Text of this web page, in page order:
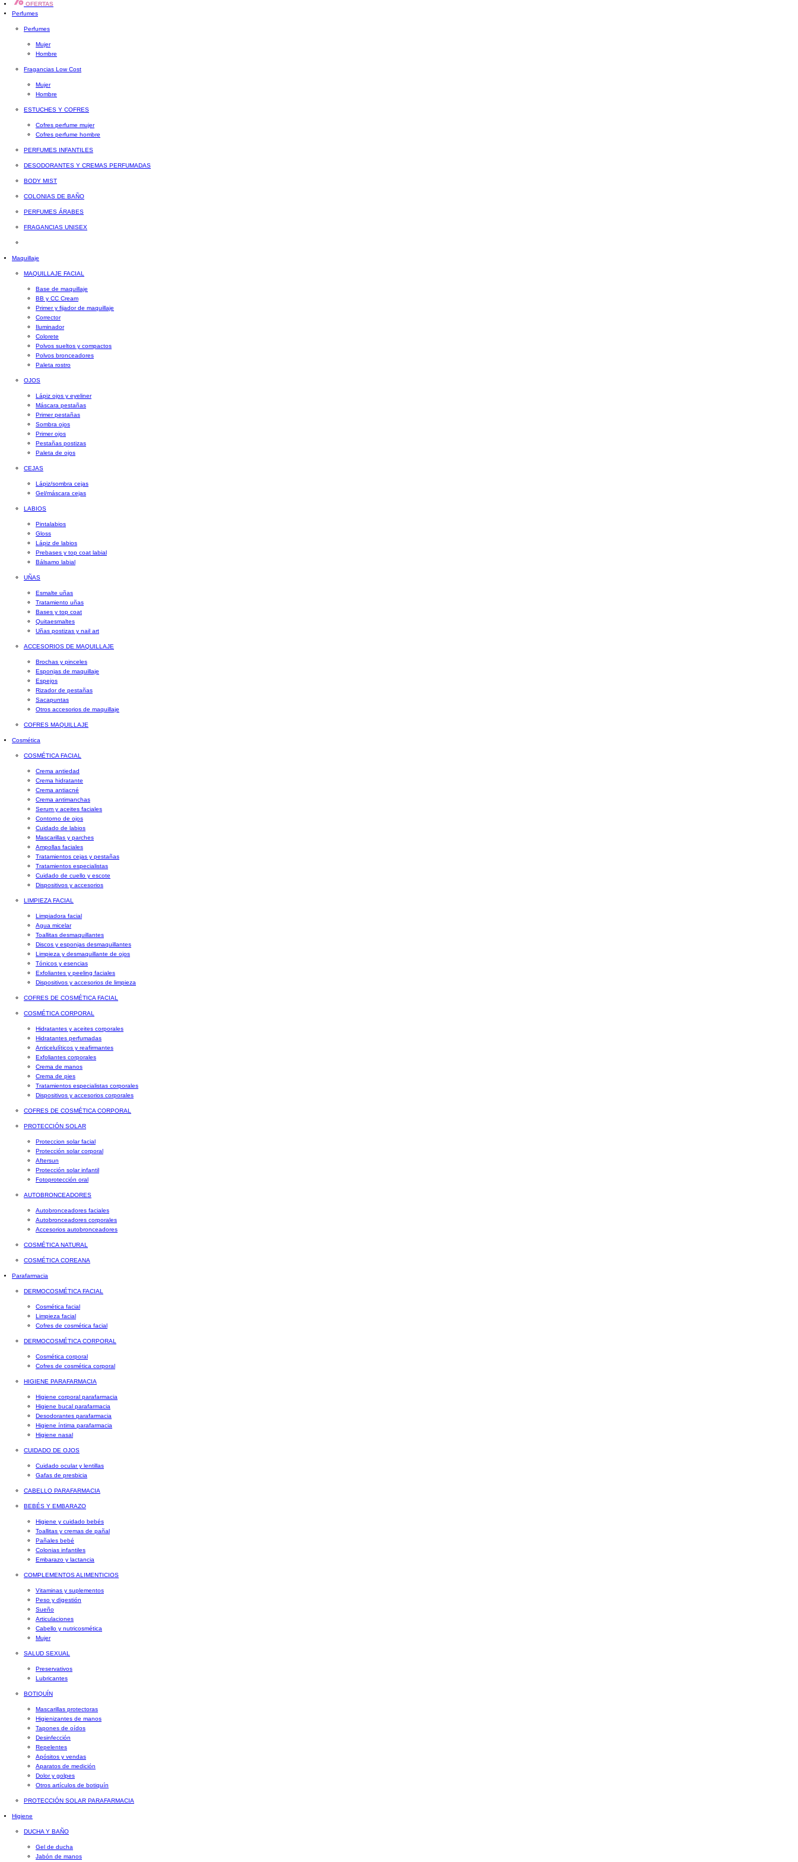
OFERTAS
Perfumes
Perfumes
Mujer
Hombre
Fragancias Low Cost
Mujer
Hombre
ESTUCHES Y COFRES
Cofres perfume mujer
Cofres perfume hombre
PERFUMES INFANTILES
DESODORANTES Y CREMAS PERFUMADAS
BODY MIST
COLONIAS DE BAÑO
PERFUMES ÁRABES
FRAGANCIAS UNISEX
Maquillaje
MAQUILLAJE FACIAL
Base de maquillaje
BB y CC Cream
Primer y fijador de maquillaje
Corrector
Iluminador
Colorete
Polvos sueltos y compactos
Polvos bronceadores
Paleta rostro
OJOS
Lápiz ojos y eyeliner
Máscara pestañas
Primer pestañas
Sombra ojos
Primer ojos
Pestañas postizas
Paleta de ojos
CEJAS
Lápiz/sombra cejas
Gel/máscara cejas
LABIOS
Pintalabios
Gloss
Lápiz de labios
Prebases y top coat labial
Bálsamo labial
UÑAS
Esmalte uñas
Tratamiento uñas
Bases y top coat
Quitaesmaltes
Uñas postizas y nail art
ACCESORIOS DE MAQUILLAJE
Brochas y pinceles
Esponjas de maquillaje
Espejos
Rizador de pestañas
Sacapuntas
Otros accesorios de maquillaje
COFRES MAQUILLAJE
Cosmética
COSMÉTICA FACIAL
Crema antiedad
Crema hidratante
Crema antiacné
Crema antimanchas
Serum y aceites faciales
Contorno de ojos
Cuidado de labios
Mascarillas y parches
Ampollas faciales
Tratamientos cejas y pestañas
Tratamientos especialistas
Cuidado de cuello y escote
Dispositivos y accesorios
LIMPIEZA FACIAL
Limpiadora facial
Agua micelar
Toallitas desmaquillantes
Discos y esponjas desmaquillantes
Limpieza y desmaquillante de ojos
Tónicos y esencias
Exfoliantes y peeling faciales
Dispositivos y accesorios de limpieza
COFRES DE COSMÉTICA FACIAL
COSMÉTICA CORPORAL
Hidratantes y aceites corporales
Hidratantes perfumadas
Anticelulíticos y reafirmantes
Exfoliantes corporales
Crema de manos
Crema de pies
Tratamientos especialistas corporales
Dispositivos y accesorios corporales
COFRES DE COSMÉTICA CORPORAL
PROTECCIÓN SOLAR
Proteccion solar facial
Protección solar corporal
Aftersun
Protección solar infantil
Fotoprotección oral
AUTOBRONCEADORES
Autobronceadores faciales
Autobronceadores corporales
Accesorios autobronceadores
COSMÉTICA NATURAL
COSMÉTICA COREANA
Parafarmacia
DERMOCOSMÉTICA FACIAL
Cosmética facial
Limpieza facial
Cofres de cosmética facial
DERMOCOSMÉTICA CORPORAL
Cosmética corporal
Cofres de cosmética corporal
HIGIENE PARAFARMACIA
Higiene corporal parafarmacia
Higiene bucal parafarmacia
Desodorantes parafarmacia
Higiene íntima parafarmacia
Higiene nasal
CUIDADO DE OJOS
Cuidado ocular y lentillas
Gafas de presbicia
CABELLO PARAFARMACIA
BEBÉS Y EMBARAZO
Higiene y cuidado bebés
Toallitas y cremas de pañal
Pañales bebé
Colonias infantiles
Embarazo y lactancia
COMPLEMENTOS ALIMENTICIOS
Vitaminas y suplementos
Peso y digestión
Sueño
Articulaciones
Cabello y nutricosmética
Mujer
SALUD SEXUAL
Preservativos
Lubricantes
BOTIQUÍN
Mascarillas protectoras
Higienizantes de manos
Tapones de oídos
Desinfección
Repelentes
Apósitos y vendas
Aparatos de medición
Dolor y golpes
Otros artículos de botiquín
PROTECCIÓN SOLAR PARAFARMACIA
Higiene
DUCHA Y BAÑO
Gel de ducha
Jabón de manos